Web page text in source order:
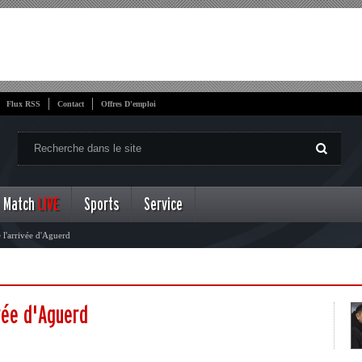
Flux RSS Contact Offres D'emploi
Match LIVE Sports Service
l'arrivée d'Aguerd
d'Aguerd